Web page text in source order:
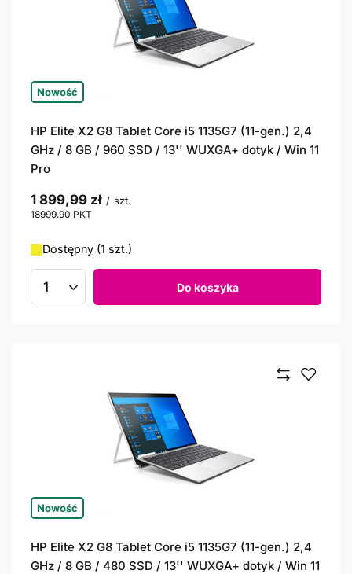
Nowość
HP Elite X2 G8 Tablet Core i5 1135G7 (11-gen.) 2,4
GHz / 8 GB / 960 SSD / 13'' WUXGA+ dotyk / Win 11
Pro
1 899,99 zł / szt.
18999.90 PKT
Dostępny (1 szt.)
Ilość produktów Do koszyka
Nowość
HP Elite X2 G8 Tablet Core i5 1135G7 (11-gen.) 2,4
GHz / 8 GB / 480 SSD / 13'' WUXGA+ dotyk / Win 11